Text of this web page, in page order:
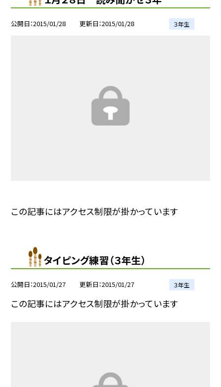
公開日 2015/01/28 更新日 2015/01/28 ３年生
この記事にはアクセス制限が掛かっています
タイピング練習（３年生）
公開日 2015/01/27 更新日 2015/01/27 ３年生
この記事にはアクセス制限が掛かっています